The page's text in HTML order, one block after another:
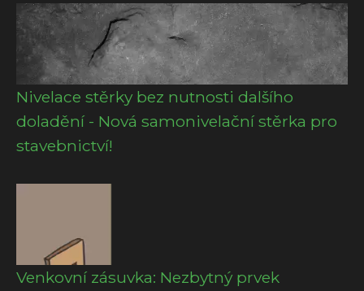
Nivelace stěrky bez nutnosti dalšího
doladění - Nová samonivelační stěrka pro
stavebnictví!
Venkovní zásuvka: Nezbytný prvek